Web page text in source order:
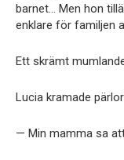
barnet… Men hon
enklare för familjen
Ett skrämt
Lucia kramade
— Min mamma sa